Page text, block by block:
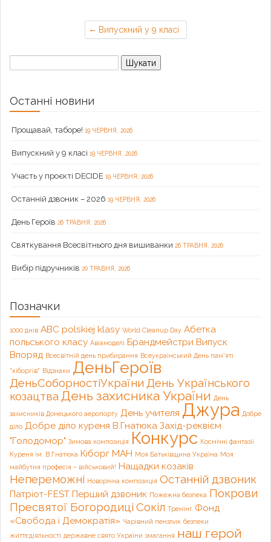
Випускний у 9 класі
Пошук:
Останні новини
Прощавай, таборе! 19 ЧЕРВНЯ, 2026
Випускний у 9 класі 19 ЧЕРВНЯ, 2026
Участь у проєкті DECIDE 19 ЧЕРВНЯ, 2026
Останній дзвоник – 2026 19 ЧЕРВНЯ, 2026
День Героїв 26 ТРАВНЯ, 2026
Святкування Всесвітнього дня вишиванки 26 ТРАВНЯ, 2026
Вибір підручників 20 ТРАВНЯ, 2026
Позначки
1000 днів ABC polskiej klasy World Cleanup Day Абетка
польського класу Авіамоделі Брандмейстри Випуск
Впоряд Всесвітній день прибирання Всеукраїнський День пам'яті
"кіборгів" Відзнаки ДеньГероїв
ДеньСоборностіУкраїни День Українського
козацтва День захисника України День
захисників Донецького аеропорту День учителя Джура Добре
діло Добре діло куреня В.Гнатюка Захід-реквієм
"Голодомор" Зимова композиція Конкурс Космічні фантазії
Куреня ім. В.Гнатюка Кіборг МАН Моя Батьківщина Україна Моя
майбутня професія – військовий! Нащадки козаків
Непереможні Новорічна композиція Останній дзвоник
Патріот-FEST Перший дзвоник Пожежна безпека Покрови
Пресвятої Богородиці Сокіл Тренінг Фонд
«Свобода і Демократія» Чарівний пензлик безпеки
життєдіяльності державне свято України змагання наш герой